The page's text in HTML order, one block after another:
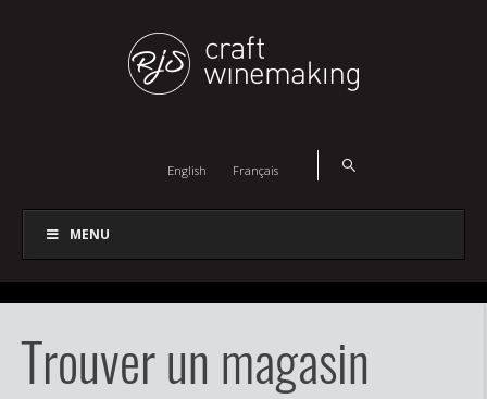
English Français
MENU
Trouver un magasin